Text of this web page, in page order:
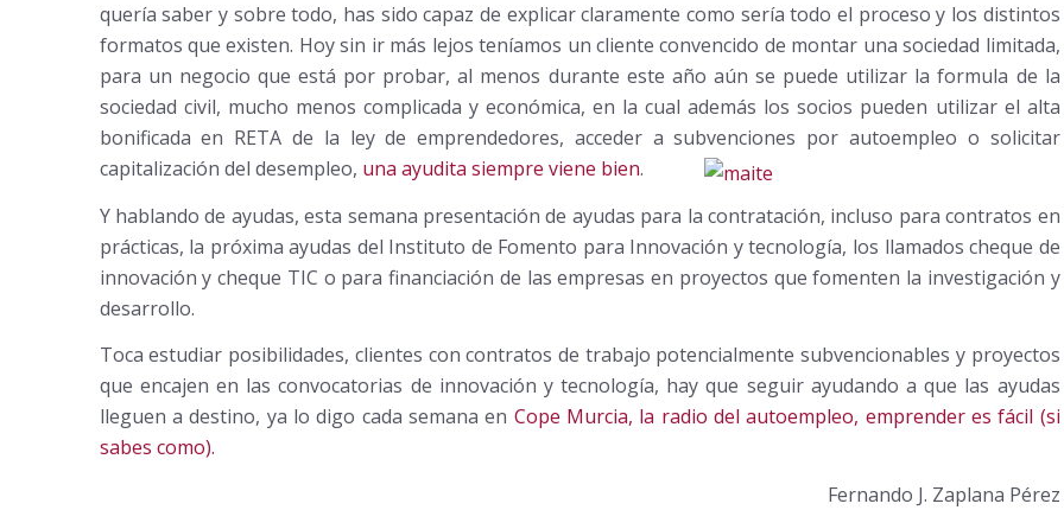
quería saber y sobre todo, has sido capaz de explicar claramente como sería todo el proceso y los distintos
formatos que existen. Hoy sin ir más lejos teníamos un cliente convencido de montar una sociedad limitada,
para un negocio que está por probar, al menos durante este año aún se puede utilizar la formula de la
sociedad civil, mucho menos complicada y económica, en la cual además los socios pueden utilizar el alta
bonificada en RETA de la ley de emprendedores, acceder a subvenciones por autoempleo o solicitar
capitalización del desempleo, una ayudita siempre viene bien.
Y hablando de ayudas, esta semana presentación de ayudas para la contratación, incluso para contratos en
prácticas, la próxima ayudas del Instituto de Fomento para Innovación y tecnología, los llamados cheque de
innovación y cheque TIC o para financiación de las empresas en proyectos que fomenten la investigación y
desarrollo.
Toca estudiar posibilidades, clientes con contratos de trabajo potencialmente subvencionables y proyectos
que encajen en las convocatorias de innovación y tecnología, hay que seguir ayudando a que las ayudas
lleguen a destino, ya lo digo cada semana en Cope Murcia, la radio del autoempleo, emprender es fácil (si
sabes como).
Fernando J. Zaplana Pérez